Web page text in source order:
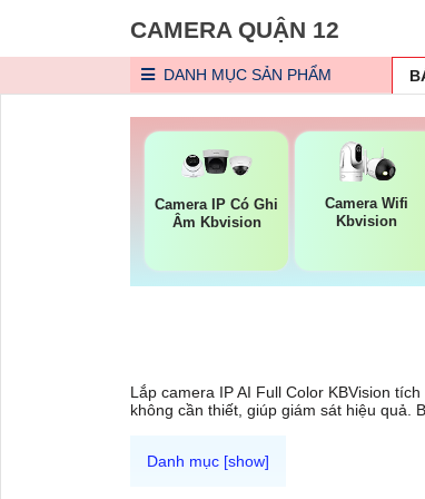
CAMERA QUẬN 12
DANH MỤC SẢN PHẨM
Camera IP Có Ghi
Âm Kbvision
Camera Wifi
Kbvision
Lắp camera IP AI Full Color KBVision
không cần thiết, giúp giám sát hiệu quả.